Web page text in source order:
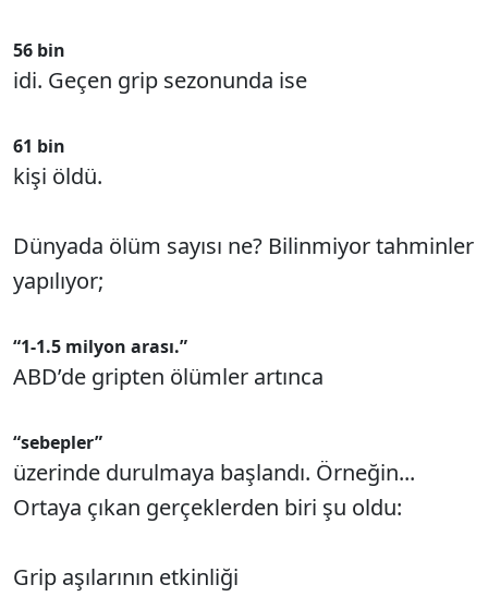
56 bin
idi. Geçen grip sezonunda ise
61 bin
kişi öldü.
Dünyada ölüm sayısı ne? Bilinmiyor tahminler
yapılıyor;
“1-1.5 milyon arası.”
ABD’de gripten ölümler artınca
“sebepler”
üzerinde durulmaya başlandı. Örneğin...
Ortaya çıkan gerçeklerden biri şu oldu:
Grip aşılarının etkinliği